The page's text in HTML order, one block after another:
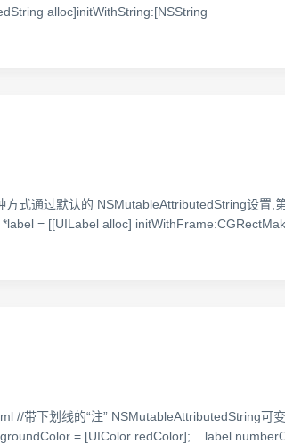
alloc]initWithString:[NSString
式通过默认的 NSMutableAttributedString设置
= [[UILabel alloc]
//带下划线的“注” NSMutableAttributedString可
= [UIColor redColor];